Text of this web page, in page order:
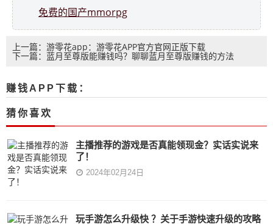
免费的国产mmorpg
上一篇：游零花app：游零花APP官方官网正版下载
下一篇：蓝月至尊版能赚钱吗？聊聊蓝月至尊版赚钱的方法
赚钱APP下载：
猜你喜欢
主播推荐的游戏是否真能领现金？实话实说来
了！
2024年02月24日
玩手游怎么升级快 ？关于手游快速升级的攻略